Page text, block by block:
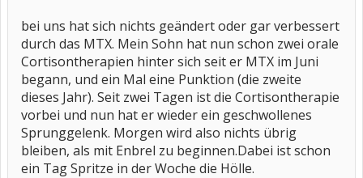
bei uns hat sich nichts geändert oder gar verbessert
durch das MTX. Mein Sohn hat nun schon zwei orale
Cortisontherapien hinter sich seit er MTX im Juni
begann, und ein Mal eine Punktion (die zweite
dieses Jahr). Seit zwei Tagen ist die Cortisontherapie
vorbei und nun hat er wieder ein geschwollenes
Sprunggelenk. Morgen wird also nichts übrig
bleiben, als mit Enbrel zu beginnen.Dabei ist schon
ein Tag Spritze in der Woche die Hölle.